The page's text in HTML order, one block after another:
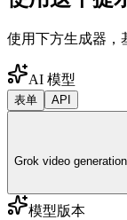
使用下方生成器，
AI 模型
表单 API
Grok video
模型版本